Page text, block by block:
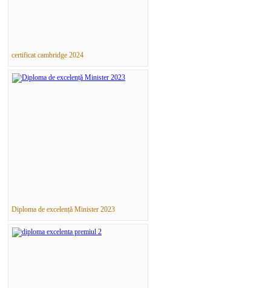
certificat cambridge 2024
Diploma de excelență Minister 2023